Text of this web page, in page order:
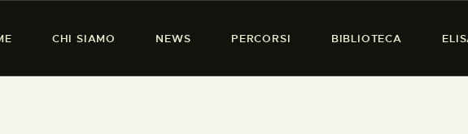
CHI SIAMO NEWS PERCORSI BIBLIOTECA
PRESENZA DONNA